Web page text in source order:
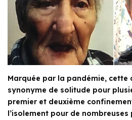
Marquée par la pandémie, cette
synonyme de solitude pour
premier et deuxième
l’isolement pour de